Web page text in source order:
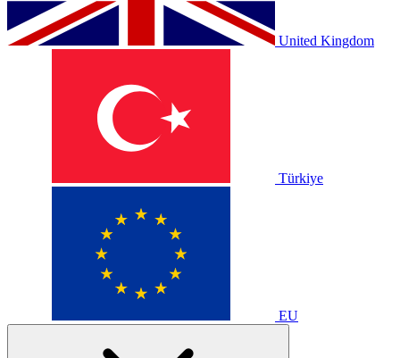
United Kingdom
Türkiye
EU